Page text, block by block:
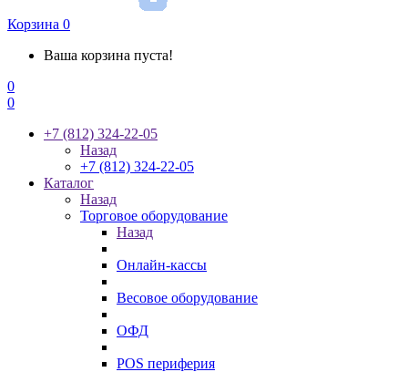
Корзина 0
Ваша корзина пуста!
0
0
+7 (812) 324-22-05
Назад
+7 (812) 324-22-05
Каталог
Назад
Торговое оборудование
Назад
Онлайн-кассы
Весовое оборудование
ОФД
POS периферия